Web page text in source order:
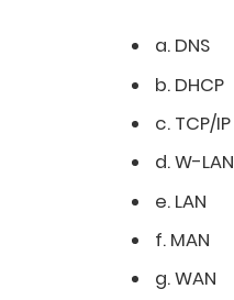
a. DNS
b. DHCP
c. TCP/IP
d. W-LAN
e. LAN
f. MAN
g. WAN